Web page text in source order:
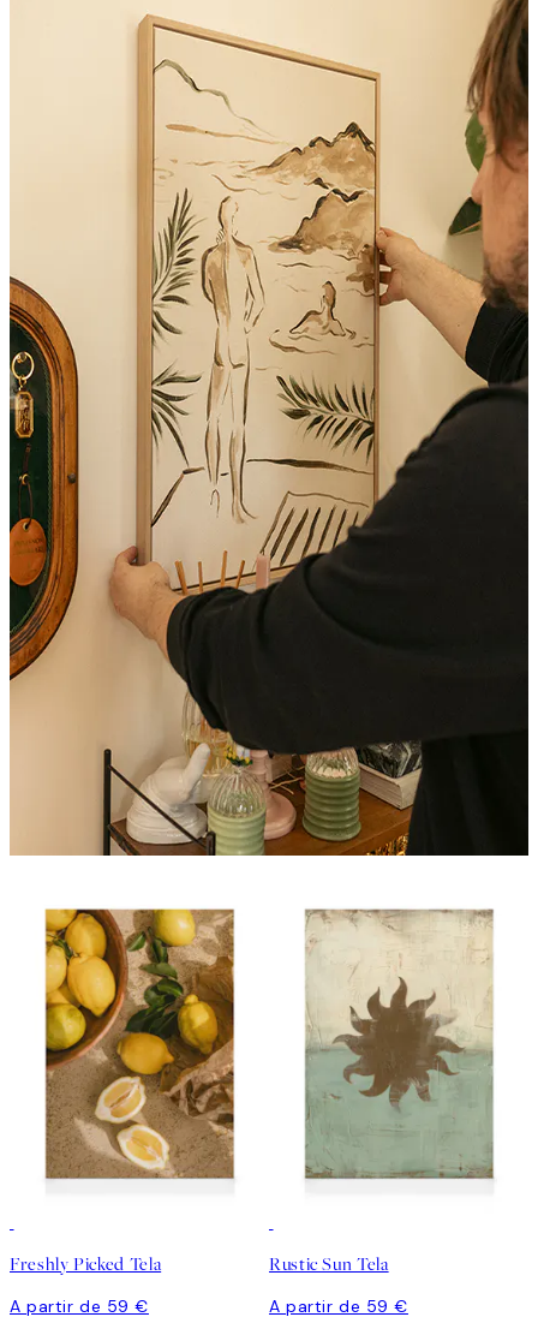
Freshly Picked Tela
A partir de 59 €
Rustic Sun Tela
A partir de 59 €